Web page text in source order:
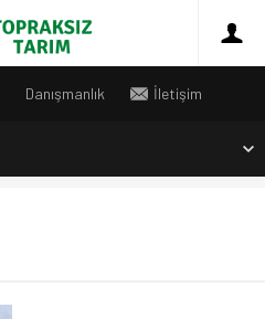
Danışmanlık İletişim